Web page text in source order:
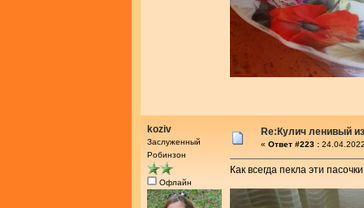
koziv
Заслуженный
Робинзон
Офлайн
Re:Кулич ленивый
« Ответ #223 :
Как всегда пекла эти